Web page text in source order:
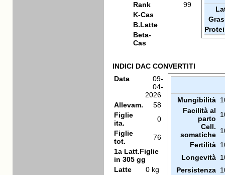
Rank
99
K-Cas
B.Latte
Beta-
Cas
INDICI DAC CONVERTITI
Data
09-
04-
2026
Allevam.
58
Figlie
ita.
0
Figlie
tot.
76
1a Latt.Figlie
in 305 gg
Latte
0 kg
Mungibilità
Facilità al
parto
Cell.
somatiche
Fertilità
Longevità
Persistenza